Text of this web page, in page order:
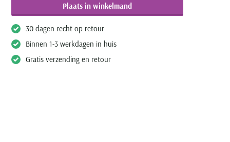
Plaats in winkelmand
30 dagen recht op retour
Binnen 1-3 werkdagen in huis
Gratis verzending en retour